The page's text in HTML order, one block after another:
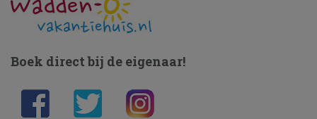
Boek direct bij de eigenaar!